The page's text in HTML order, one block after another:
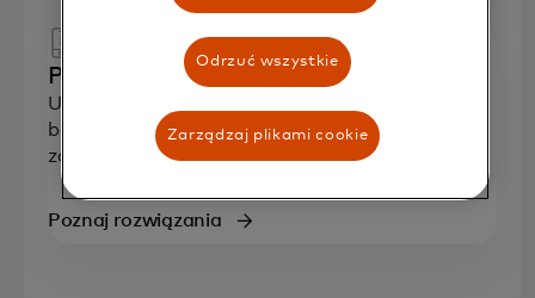
Przepływ środków
Umożliwiaj MŚP realizację szybkich i
bezpiecznych płatności krajowych i
zagranicznych.
Poznaj rozwiązania
Odrzuć wszystkie
Zarządzaj plikami cookie